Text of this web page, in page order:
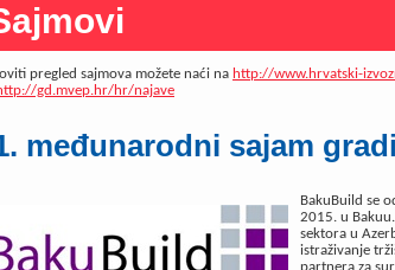
pregled sajmova možete naći na http://www.hrvatski-
gd.mvep.hr/hr/najave
međunarodni sajam
BakuBuild se
2015. u
sektora u
istraživanje
partnera za